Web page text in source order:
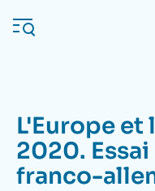
au
contenu
Navigation
principale
L'Ifri
L'Europe et
2020.
franco-